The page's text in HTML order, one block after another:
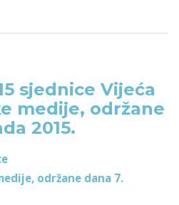
sjednice Vijeća
medije, održane
2015.
održane dana 7.